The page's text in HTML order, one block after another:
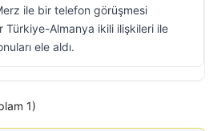
ile bir telefon görüşmesi
Almanya ikili ilişkileri ile
ele aldı.
1)